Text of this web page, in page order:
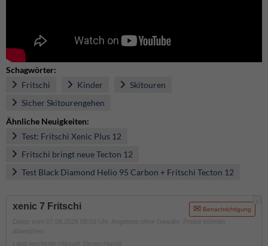
Schagwörter:
Fritschi
Kinder
Skitouren
Sicher Skitourengehen
Ähnliche Neuigkeiten:
Test: Fritschi Xenic Plus 12
Fritschi bringt neue Tecton 12
Test Black Diamond Helio 95 Carbon + Fritschi Tecton 12
xenic 7 Fritschi Benachrichtigung